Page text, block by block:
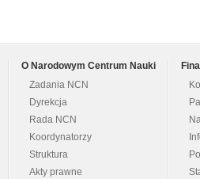
O Narodowym Centrum Nauki
Zadania NCN
Dyrekcja
Rada NCN
Koordynatorzy
Struktura
Akty prawne